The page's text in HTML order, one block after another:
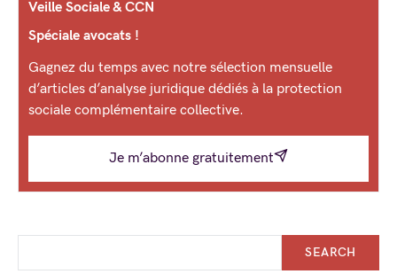
Veille Sociale & CCN
Spéciale avocats !
Gagnez du temps avec notre sélection mensuelle
d’articles d’analyse juridique dédiés à la protection
sociale complémentaire collective.
Je m’abonne gratuitement
SEARCH